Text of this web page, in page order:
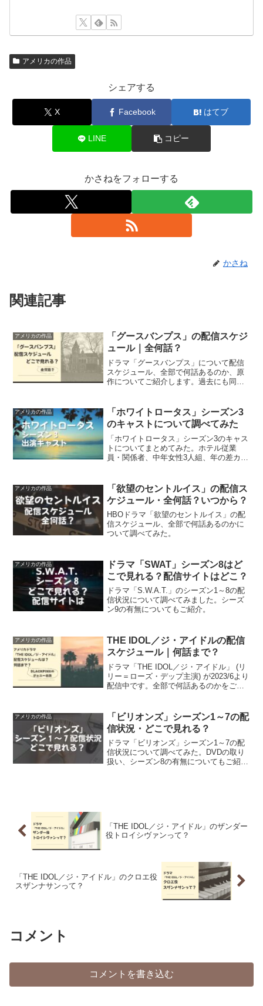
アメリカの作品
シェアする
X Facebook はてブ
LINE コピー
かさねをフォローする
かさね
関連記事
アメリカの作品
「グースバンプス」の配信スケジ
ュール｜全何話？
ドラマ「グースバンプス」について配信
スケジュール、全部で何話あるのか、原
作についてご紹介します。過去にも同じ
アメリカの作品
「ホワイトロータス」シーズン3
のキャストについて調べてみた
「ホワイトロータス」シーズン3のキャス
トについてまとめてみた。ホテル従業
員・関係者、中年女性3人組、年の差カッ
ご紹介。
アメリカの作品
「欲望のセントルイス」の配信ス
ケジュール・全何話？いつから？
HBOドラマ「欲望のセントルイス」の配
信スケジュール、全部で何話あるのかに
ついて調べてみた。
アメリカの作品
ドラマ「SWAT」シーズン8はど
こで見れる？配信サイトはどこ？
ドラマ「S.W.A.T.」のシーズン1～8の配
信状況について調べてみました。シーズ
ン9の有無についてもご紹介。
アメリカの作品
THE IDOL／ジ・アイドルの配信
スケジュール｜何話まで？
ドラマ「THE IDOL／ジ・アイドル」 (リ
リー＝ローズ・デップ主演) が2023/6より
配信中です。全部で何話あるのかをご紹
アメリカの作品
「ビリオンズ」シーズン1～7の配
信状況・どこで見れる？
ドラマ「ビリオンズ」シーズン1～7の配
信状況について調べてみた。DVDの取り
扱い、シーズン8の有無についてもご紹
「THE IDOL／ジ・アイドル」のザンダー
役トロイシヴァンって？
「THE IDOL／ジ・アイドル」のクロエ役
スザンナサンって？
コメント
コメントを書き込む